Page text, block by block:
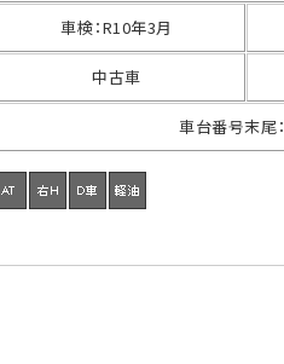
車検：R10年3月
中古車
車台番号末尾：